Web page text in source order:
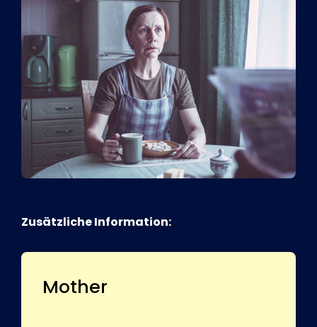
Zusätzliche Information:
Mother